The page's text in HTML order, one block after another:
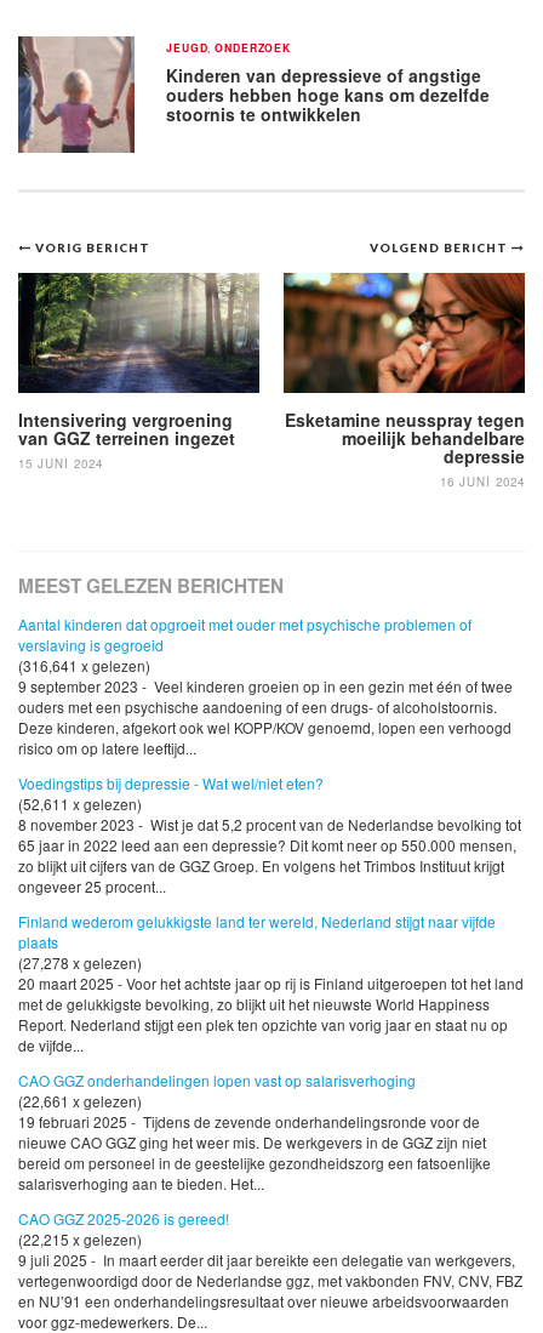
JEUGD ,ONDERZOEK
Kinderen van depressieve of angstige
ouders hebben hoge kans om dezelfde
stoornis te ontwikkelen
Bericht
navigatie
VOLGEND BERICHT
Esketamine neusspray tegen
moeilijk behandelbare
depressie
16 JUNI 2024
VORIG BERICHT
Intensivering vergroening
van GGZ terreinen ingezet
15 JUNI 2024
MEEST GELEZEN BERICHTEN
Aantal kinderen dat opgroeit met ouder met psychische problemen of
verslaving is gegroeid
(316,641 x gelezen)
9 september 2023 - Veel kinderen groeien op in een gezin met één of twee
ouders met een psychische aandoening of een drugs- of alcoholstoornis.
Deze kinderen, afgekort ook wel KOPP/KOV genoemd, lopen een verhoogd
risico om op latere leeftijd...
Voedingstips bij depressie - Wat wel/niet eten?
(52,611 x gelezen)
8 november 2023 - Wist je dat 5,2 procent van de Nederlandse bevolking tot
65 jaar in 2022 leed aan een depressie? Dit komt neer op 550.000 mensen,
zo blijkt uit cijfers van de GGZ Groep. En volgens het Trimbos Instituut krijgt
ongeveer 25 procent...
Finland wederom gelukkigste land ter wereld, Nederland stijgt naar vijfde
plaats
(27,278 x gelezen)
20 maart 2025 - Voor het achtste jaar op rij is Finland uitgeroepen tot het land
met de gelukkigste bevolking, zo blijkt uit het nieuwste World Happiness
Report. Nederland stijgt een plek ten opzichte van vorig jaar en staat nu op
de vijfde...
CAO GGZ onderhandelingen lopen vast op salarisverhoging
(22,661 x gelezen)
19 februari 2025 - Tijdens de zevende onderhandelingsronde voor de
nieuwe CAO GGZ ging het weer mis. De werkgevers in de GGZ zijn niet
bereid om personeel in de geestelijke gezondheidszorg een fatsoenlijke
salarisverhoging aan te bieden. Het...
CAO GGZ 2025-2026 is gereed!
(22,215 x gelezen)
9 juli 2025 - In maart eerder dit jaar bereikte een delegatie van werkgevers,
vertegenwoordigd door de Nederlandse ggz, met vakbonden FNV, CNV, FBZ
en NU’91 een onderhandelingsresultaat over nieuwe arbeidsvoorwaarden
voor ggz-medewerkers. De...